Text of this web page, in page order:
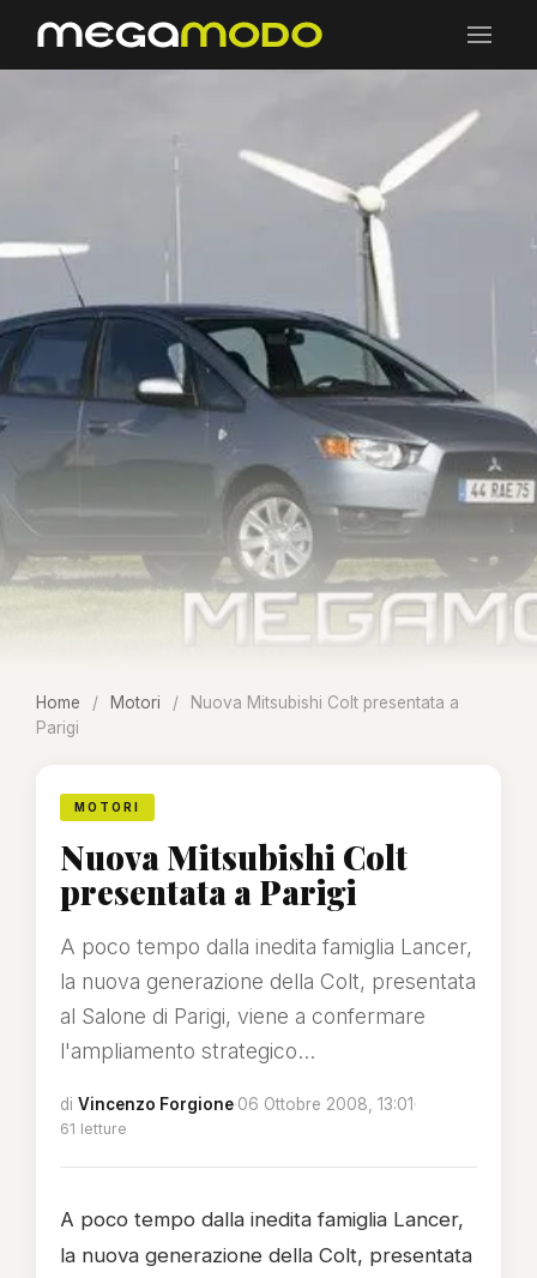
Home / Motori /
Nuova Mitsubishi Colt presentata a
Parigi
MOTORI
Nuova Mitsubishi Colt
presentata a Parigi
A poco tempo dalla inedita famiglia Lancer,
la nuova generazione della Colt, presentata
al Salone di Parigi, viene a confermare
l'ampliamento strategico...
di Vincenzo Forgione·06 Ottobre 2008, 13:01·
61 letture
A poco tempo dalla inedita famiglia Lancer,
la nuova generazione della Colt, presentata